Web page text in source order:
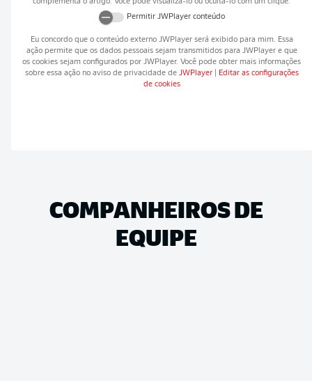
complementa o artigo. Você pode visualizá-lo ou ocultá-lo com um clique.
Permitir JWPlayerconteúdo
Eu concordo que o conteúdo externo JWPlayerserá exibido para mim. Essa
ação permite que os dados pessoais sejam transmitidos para JWPlayere que
os cookies sejam configurados por JWPlayer. Você pode obter mais informações
sobre essa ação no aviso de privacidade de JWPlayer
Editar as configurações
de cookies
COMPANHEIROS DE
EQUIPE